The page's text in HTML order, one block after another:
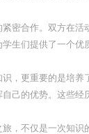
密合作。双方在活
生们提供了一个优
，更重要的是培养
己的优势。这些经
，不仅是一次知识